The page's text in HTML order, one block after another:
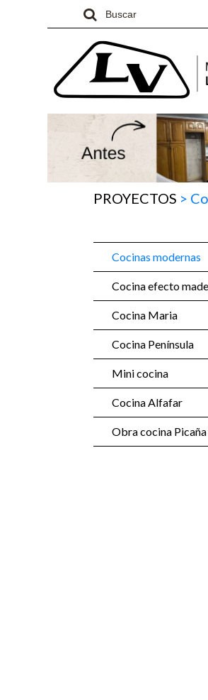
PROYECTOS >
Cocinas modernas
Cocina efecto
Cocina Maria
Cocina Península
Mini cocina
Cocina Alfafar
Obra cocina Picaña